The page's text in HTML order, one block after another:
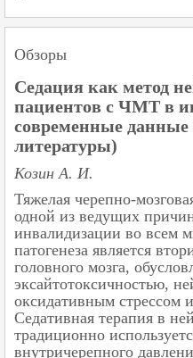
Обзоры
Седация как метод
пациентов с ЧМТ в
современные данные
литературы)
Козин А. И.
Тяжелая черепно-
одной из ведущих
инвалидизации во всем
патогенеза является
головного мозга,
эксайтотоксичностью,
оксидативным стрессом
Седативная терапия в
традиционно
внутричерепного